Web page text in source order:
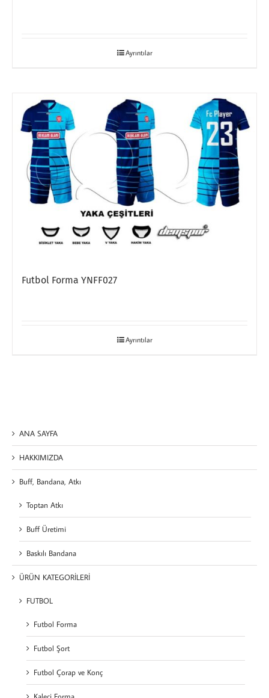
Ayrıntılar
Futbol Forma YNFF027
Ayrıntılar
ANA SAYFA
HAKKIMIZDA
Buff, Bandana, Atkı
Toptan Atkı
Buff Üretimi
Baskılı Bandana
ÜRÜN KATEGORİLERİ
FUTBOL
Futbol Forma
Futbol Şort
Futbol Çorap ve Konç
Kaleci Forma